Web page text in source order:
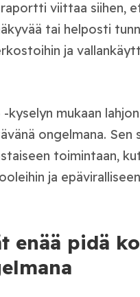
viittaa siihen,
tai helposti
ja
-kyselyn mukaan
ongelmana. Sen
toimintaan,
ja
enää pidä